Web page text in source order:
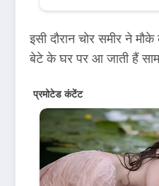
इसी दौरान चोर समीर ने
बेटे के घर पर आ जाती हैं